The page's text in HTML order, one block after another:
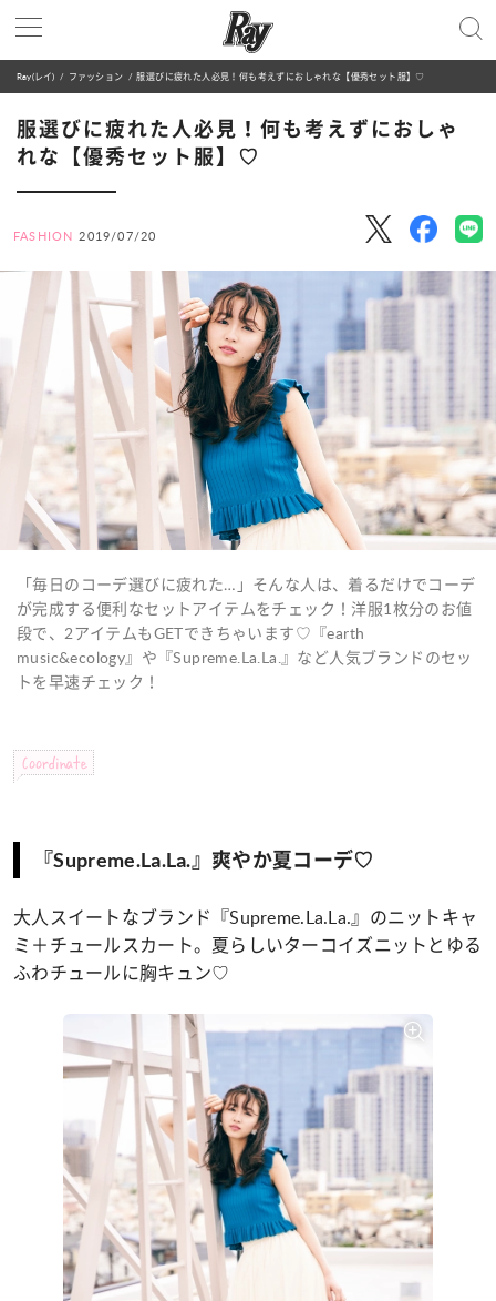
Ray(レイ) ファッション 服選びに疲れた人必見！何も考えずにおしゃれな【優秀セット服】♡
服選びに疲れた人必見！何も考えずにおしゃ
れな【優秀セット服】♡
FASHION 2019/07/20
「毎日のコーデ選びに疲れた…」そんな人は、着るだけでコーデ
が完成する便利なセットアイテムをチェック！洋服1枚分のお値
段で、2アイテムもGETできちゃいます♡『earth
music&ecology』や『Supreme.La.La.』など人気ブランドのセッ
トを早速チェック！
Coordinate
『Supreme.La.La.』爽やか夏コーデ♡
大人スイートなブランド『Supreme.La.La.』のニットキャ
ミ＋チュールスカート。夏らしいターコイズニットとゆる
ふわチュールに胸キュン♡